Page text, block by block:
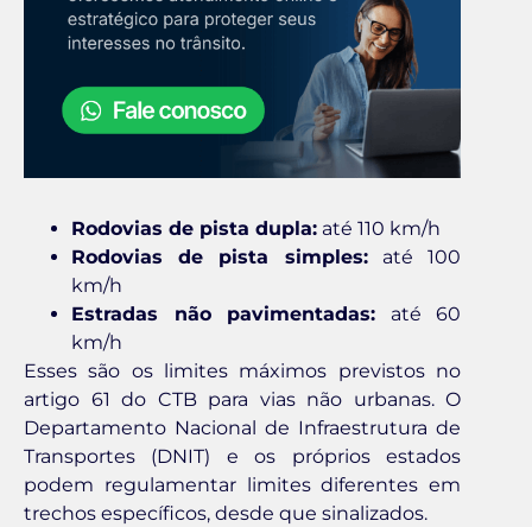
Rodovias de pista dupla: até 110 km/h
Rodovias de pista simples:até 100
km/h
Estradas não pavimentadas: até 60
km/h
Esses são os limites máximos previstos no
artigo 61 do CTB para vias não urbanas. O
Departamento Nacional de Infraestrutura de
Transportes (DNIT) e os próprios estados
podem regulamentar limites diferentes em
trechos específicos, desde que sinalizados.